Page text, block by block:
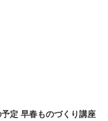
定 早春ものづくり講座